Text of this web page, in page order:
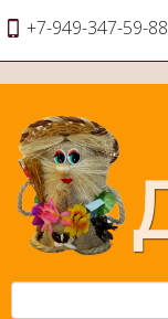
+7-949-347-59-88